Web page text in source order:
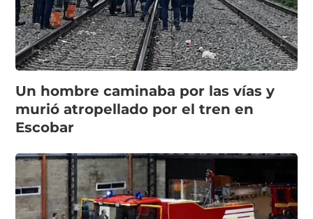
Un hombre caminaba por las vías y
murió atropellado por el tren en
Escobar